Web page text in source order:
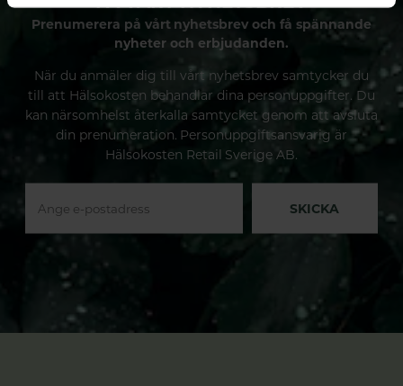
Prenumerera på vårt nyhetsbrev och få spännande
nyheter och erbjudanden.
När du anmäler dig till vårt nyhetsbrev samtycker du
till att Hälsokosten behandlar dina personuppgifter. Du
kan närsomhelst återkalla samtycket genom att avsluta
din prenumeration. Personuppgiftsansvarig är
Hälsokosten Retail Sverige AB.
SKICKA